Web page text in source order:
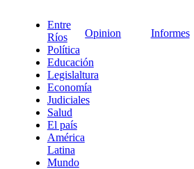
Entre
Ríos
Política
Educación
Legislaltura
Economía
Judiciales
Salud
El país
América
Latina
Mundo
Opinion Informes
en contacto!
buscar